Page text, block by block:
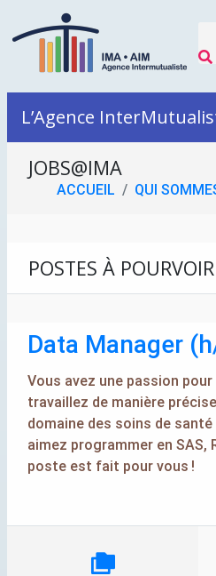
L’Agence
JOBS@IMA
ACCUEIL QUI
POSTES À POURVOIR
Data Manager
Vous avez une passion
travaillez de manière
domaine des soins de
aimez programmer en SAS,
poste est fait pour vous !